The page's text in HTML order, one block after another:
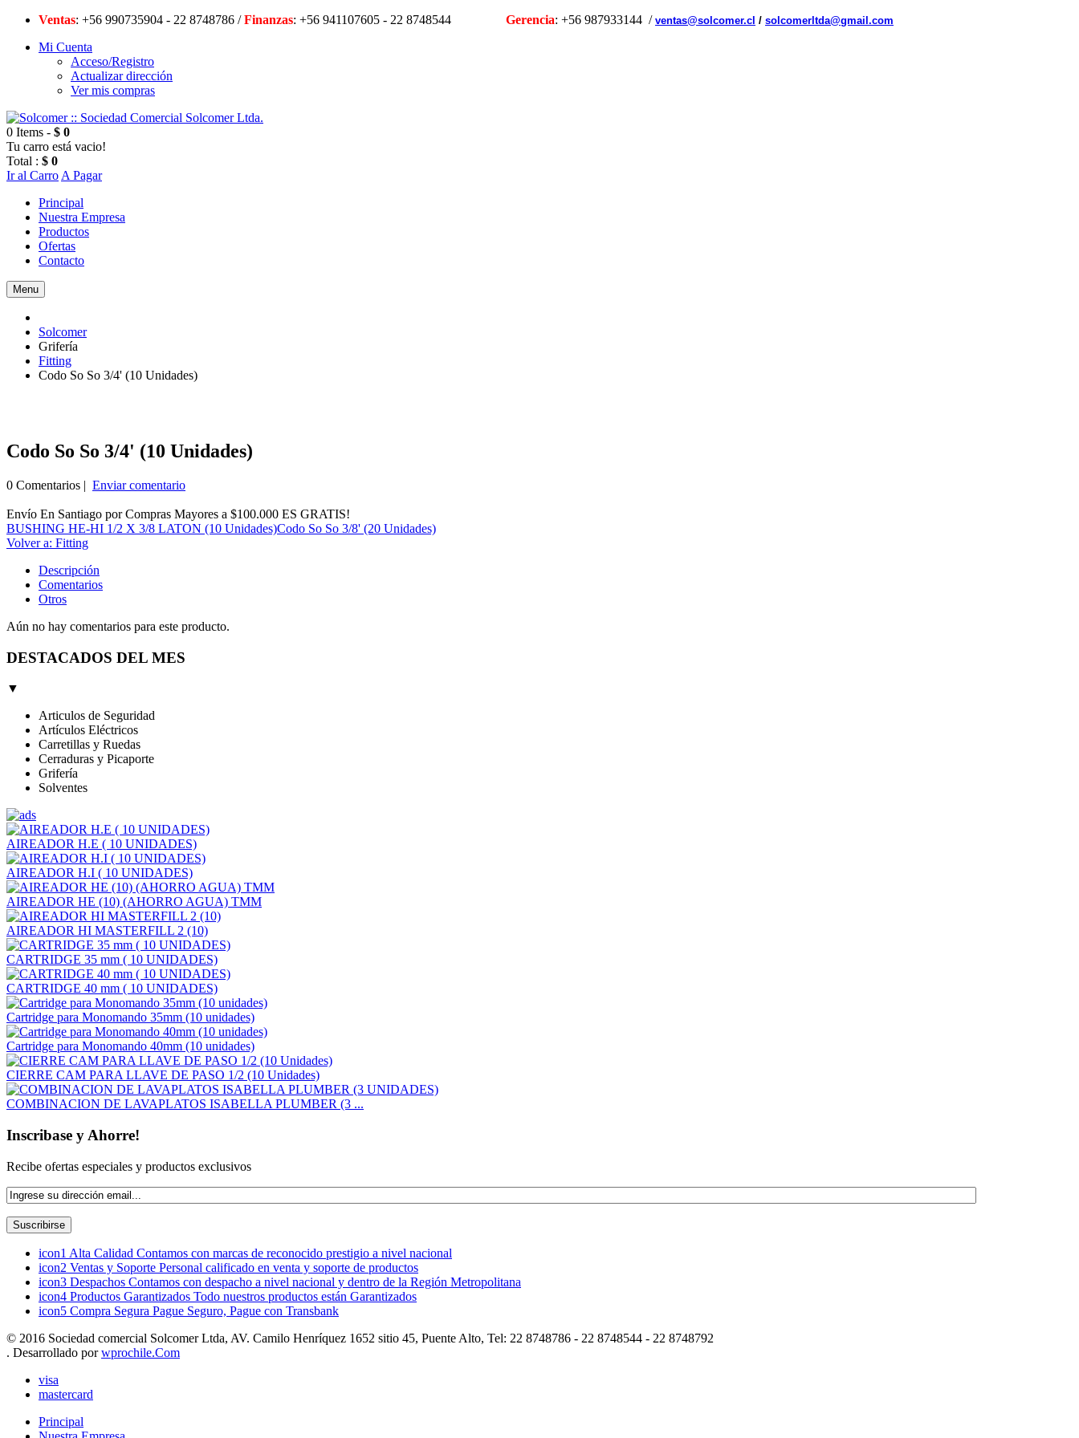
Ventas: +56 990735904 - 22 8748786 /Finanzas: +56 941107605 - 22 8748544 Gerencia: +56 987933144 / ventas@solcomer.cl / solcomerltda@gmail.com
Mi Cuenta
Acceso/Registro
Actualizar dirección
Ver mis compras
0 Items - $ 0
Tu carro está vacio!
Total : $ 0
Ir al Carro A Pagar
Principal
Nuestra Empresa
Productos
Ofertas
Contacto
Menu
Solcomer
Grifería
Fitting
Codo So So 3/4' (10 Unidades)
Codo So So 3/4' (10 Unidades)
0 Comentarios | Enviar comentario
Envío En Santiago por Compras Mayores a $100.000 ES GRATIS!
BUSHING HE-HI 1/2 X 3/8 LATON (10 Unidades)Codo So So 3/8' (20 Unidades)
Volver a: Fitting
Descripción
Comentarios
Otros
Aún no hay comentarios para este producto.
DESTACADOS DEL MES
▼
Articulos de Seguridad
Artículos Eléctricos
Carretillas y Ruedas
Cerraduras y Picaporte
Grifería
Solventes
AIREADOR H.E ( 10 UNIDADES)
AIREADOR H.I ( 10 UNIDADES)
AIREADOR HE (10) (AHORRO AGUA) TMM
AIREADOR HI MASTERFILL 2 (10)
CARTRIDGE 35 mm ( 10 UNIDADES)
CARTRIDGE 40 mm ( 10 UNIDADES)
Cartridge para Monomando 35mm (10 unidades)
Cartridge para Monomando 40mm (10 unidades)
CIERRE CAM PARA LLAVE DE PASO 1/2 (10 Unidades)
COMBINACION DE LAVAPLATOS ISABELLA PLUMBER (3 ...
Inscribase y Ahorre!
Recibe ofertas especiales y productos exclusivos
icon1 Alta Calidad Contamos con marcas de reconocido prestigio a nivel nacional
icon2 Ventas y Soporte Personal calificado en venta y soporte de productos
icon3 Despachos Contamos con despacho a nivel nacional y dentro de la Región Metropolitana
icon4 Productos Garantizados Todo nuestros productos están Garantizados
icon5 Compra Segura Pague Seguro, Pague con Transbank
© 2016 Sociedad comercial Solcomer Ltda, AV. Camilo Henríquez 1652 sitio 45, Puente Alto, Tel: 22 8748786 - 22 8748544 - 22 8748792
. Desarrollado porwprochile.Com
visa
mastercard
Principal